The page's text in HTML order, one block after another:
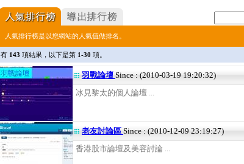
人氣排行榜是以您網站的人氣值做排名。
有 143 項結果，以下是第 1-30 項。
羽戰論壇 Since : (2010-03-19 19:20:32)
冰見黎太的個人論壇 ...
老友討論區 Since : (2010-12-09 23:19:27)
香港股市論壇及美容討論 ...